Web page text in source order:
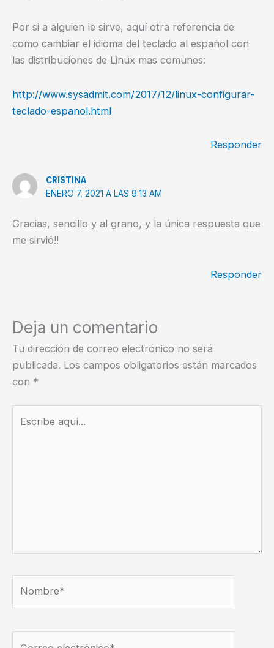
Por si a alguien le sirve, aquí otra referencia de
como cambiar el idioma del teclado al español con
las distribuciones de Linux mas comunes:
http://www.sysadmit.com/2017/12/linux-configurar-
teclado-espanol.html
Responder
CRISTINA
ENERO 7, 2021 A LAS 9:13 AM
Gracias, sencillo y al grano, y la única respuesta que
me sirvió!!
Responder
Deja un comentario
Tu dirección de correo electrónico no será
publicada. Los campos obligatorios están marcados
con *
aquí...